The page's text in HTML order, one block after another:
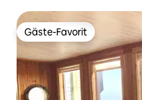
Gäste-Favorit
Gäste-Favorit